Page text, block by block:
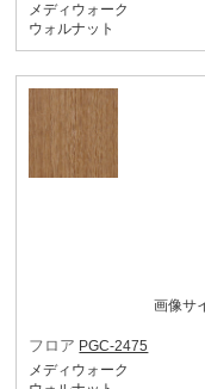
メディウォーク
ウォルナット
画像サ
フロア PGC-2475
メディウォーク